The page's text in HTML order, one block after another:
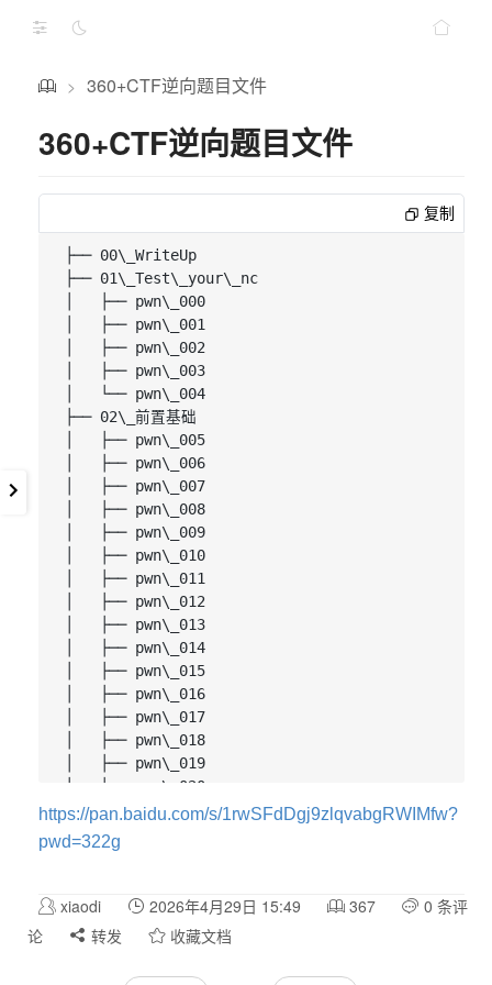
> 360+CTF逆向题目文件
360+CTF逆向题目文件
复制
├── 00\_WriteUp
├── 01\_Test\_your\_nc
│   ├── pwn\_000
│   ├── pwn\_001
│   ├── pwn\_002
│   ├── pwn\_003
│   └── pwn\_004
├── 02\_前置基础
│   ├── pwn\_005
│   ├── pwn\_006
│   ├── pwn\_007
│   ├── pwn\_008
│   ├── pwn\_009
│   ├── pwn\_010
│   ├── pwn\_011
│   ├── pwn\_012
│   ├── pwn\_013
│   ├── pwn\_014
│   ├── pwn\_015
│   ├── pwn\_016
│   ├── pwn\_017
│   ├── pwn\_018
│   ├── pwn\_019
│   ├── pwn\_020
│   ├── pwn\_021
│   ├── pwn\_022
│   ├── pwn\_023
│   ├── pwn\_025
│   ├── pwn\_026
│   ├── pwn\_027
https://pan.baidu.com/s/1rwSFdDgj9zlqvabgRWIMfw?
pwd=322g
xiaodi 2026年4月29日 15:49 367
0 条评
论
转发 收藏文档